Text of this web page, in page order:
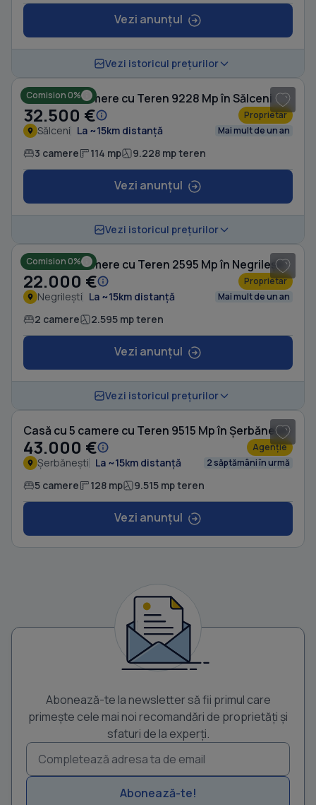
Vezi anunțul
Vezi istoricul prețurilor
Comision 0%
Casă cu 3 camere cu Teren 9228 Mp în Sălceni
32.500 € Proprietar
Sălceni La ~15km distanță Mai mult de un an
3 camere 114 mp 9.228 mp teren
Vezi anunțul
Vezi istoricul prețurilor
Comision 0%
Casă cu 2 camere cu Teren 2595 Mp în Negrilești
22.000 € Proprietar
Negrilești La ~15km distanță Mai mult de un an
2 camere 2.595 mp teren
Vezi anunțul
Vezi istoricul prețurilor
Casă cu 5 camere cu Teren 9515 Mp în Șerbănești
43.000 € Agenție
Șerbănești La ~15km distanță 2 săptămâni în urmă
5 camere 128 mp 9.515 mp teren
Vezi anunțul
Abonează-te la newsletter să fii primul care
primește cele mai noi recomandări de proprietăți și
sfaturi de la experți.
Abonează-te!